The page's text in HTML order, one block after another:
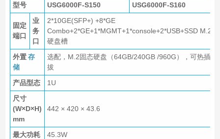
型号 USG6000F-S150 USG6000F-S160
固定
端口
业
务
口
2*10GE(SFP+) +8*GE
Combo+2*GE+1*MGMT+1*console+2*USB+SSD M.2
硬盘槽
外置 存
储
选配，M.2固态硬盘（64GB/240GB /960G），可热插
拔
产品型态
1U
尺寸
(W×D×H)
mm
442 × 420 × 43.6
最大功耗
45.3W